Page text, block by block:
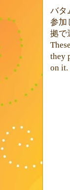
バタ
参加
拠で
they
on it.